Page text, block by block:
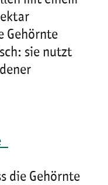
Gehörnte
sie nutzt
die Gehörnte